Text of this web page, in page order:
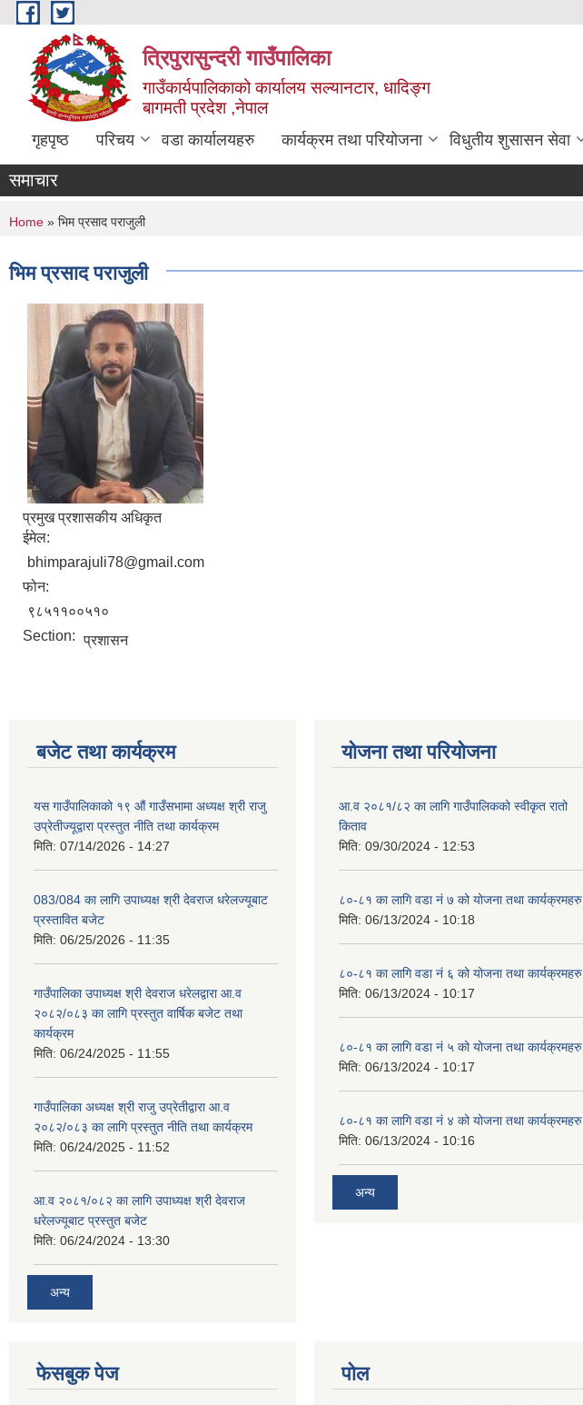
Skip to main content
त्रिपुरासुन्दरी गाउँपालिका
गाउँकार्यपालिकाको कार्यालय सल्यानटार, धादिङ्ग
बागमती प्रदेश ,नेपाल
गृहपृष्ठ परिचय वडा कार्यालयहरु कार्यक्रम तथा परियोजना विधुतीय शुसासन सेवा
समाचार
You are here
Home » भिम प्रसाद पराजुली
भिम प्रसाद पराजुली
प्रमुख प्रशासकीय अधिकृत
ईमेल:
bhimparajuli78@gmail.com
फोन:
९८५११००५१०
Section: प्रशासन
बजेट तथा कार्यक्रम
यस गाउँपालिकाको १९ औं गाउँसभामा अध्यक्ष श्री राजु
उप्रेतीज्यूद्वारा प्रस्तुत नीति तथा कार्यक्रम
मिति: 07/14/2026 - 14:27
083/084 का लागि उपाध्यक्ष श्री देवराज धरेलज्यूबाट
प्रस्तावित बजेट
मिति: 06/25/2026 - 11:35
गाउँपालिका उपाध्यक्ष श्री देवराज धरेलद्वारा आ.व
२०८२/०८३ का लागि प्रस्तुत वार्षिक बजेट तथा
कार्यक्रम
मिति: 06/24/2025 - 11:55
गाउँपालिका अध्यक्ष श्री राजु उप्रेतीद्वारा आ.व
२०८२/०८३ का लागि प्रस्तुत नीति तथा कार्यक्रम
मिति: 06/24/2025 - 11:52
आ.व २०८१/०८२ का लागि उपाध्यक्ष श्री देवराज
धरेलज्यूबाट प्रस्तुत बजेट
मिति: 06/24/2024 - 13:30
अन्य
योजना तथा परियोजना
आ.व २०८१/८२ का लागि गाउँपालिकको स्वीकृत रातो
किताव
मिति: 09/30/2024 - 12:53
८०-८१ का लागि वडा नं ७ को योजना तथा कार्यक्रमहरु
मिति: 06/13/2024 - 10:18
८०-८१ का लागि वडा नं ६ को योजना तथा कार्यक्रमहरु
मिति: 06/13/2024 - 10:17
८०-८१ का लागि वडा नं ५ को योजना तथा कार्यक्रमहरु
मिति: 06/13/2024 - 10:17
८०-८१ का लागि वडा नं ४ को योजना तथा कार्यक्रमहरु
मिति: 06/13/2024 - 10:16
अन्य
फेसबुक पेज पोल